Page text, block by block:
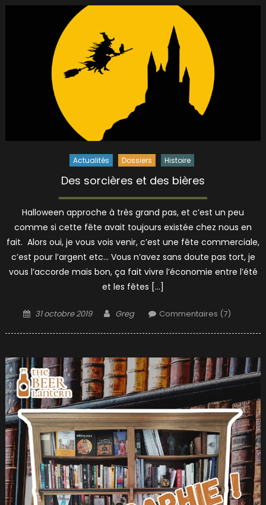
Actualités Dossiers Histoire
Des sorcières et des bières
Halloween approche à très grand pas, et c’est un peu
comme si cette fête avait toujours existée chez nous en
fait. Alors oui, je vous vois venir, c’est une fête commerciale,
c’est pour l’argent etc… Vous n’avez sans doute pas tort, je
vous l’accorde mais bon, ça fait vivre l’économie entre l’été
et les fêtes […]
Posted
31 octobre 2019 Author
Greg Commentaires (7)